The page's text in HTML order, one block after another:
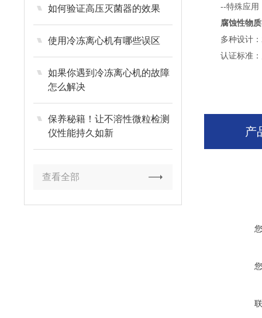
如何验证高压灭菌器的效果
使用冷冻离心机有哪些误区
如果你遇到冷冻离心机的故障
怎么解决
保养秘籍！让不溶性微粒检测
仪性能持久如新
查看全部
--特殊应用：
腐蚀性物
多种设计：
认证标准：产
产